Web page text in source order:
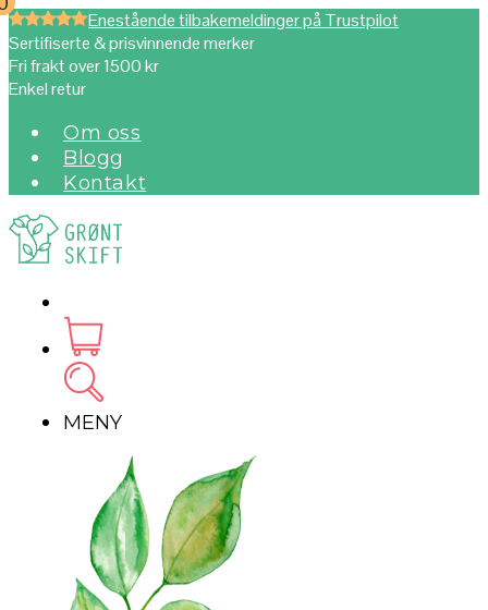
Enestående tilbakemeldinger på Trustpilot
Sertifiserte & prisvinnende merker
Fri frakt over 1500 kr
Enkel retur
Om oss
Blogg
Kontakt
MENY